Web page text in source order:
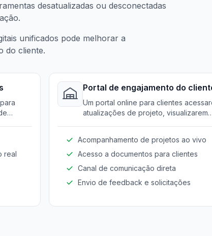
desatualizadas ou desconectadas
unificados pode melhorar a
do cliente.
real
Portal de engajamento do
Um portal online para clientes
atualizações de projeto, visualizarem
Acompanhamento de projetos ao vivo
Acesso a documentos para clientes
Canal de comunicação direta
Envio de feedback e solicitações